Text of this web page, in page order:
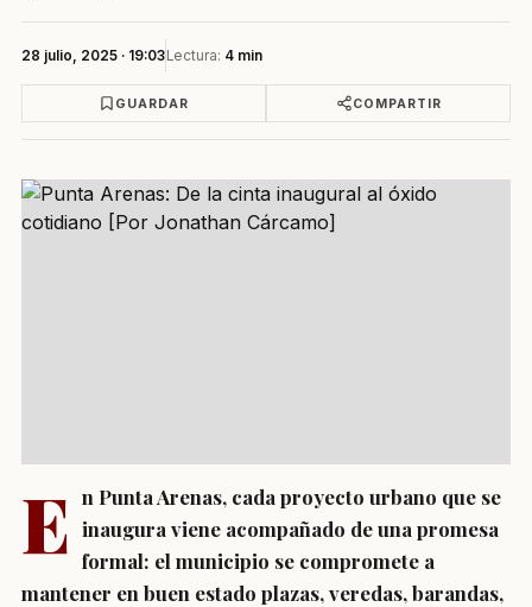
28 julio, 2025 · 19:03Lectura: 4 min
GUARDAR COMPARTIR
E n Punta Arenas, cada proyecto urbano que se
inaugura viene acompañado de una promesa
formal: el municipio se compromete a
mantener en buen estado plazas, veredas, barandas,